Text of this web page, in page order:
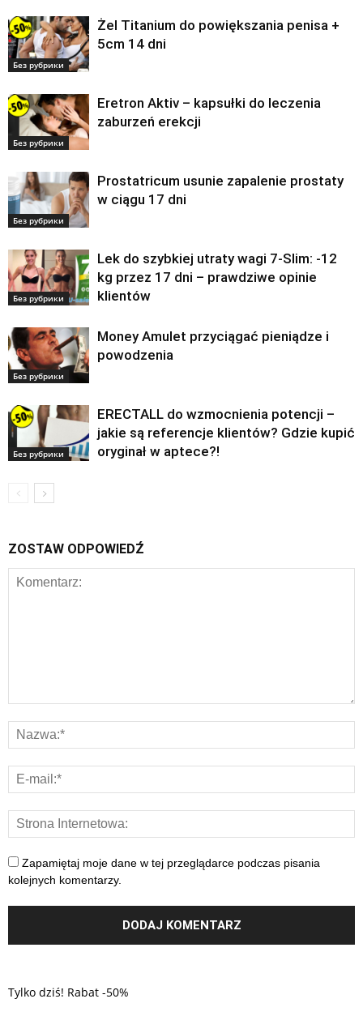
Без рубрики
Żel Titanium do powiększania penisa +
5cm 14 dni
Без рубрики
Eretron Aktiv – kapsułki do leczenia
zaburzeń erekcji
Без рубрики
Prostatricum usunie zapalenie prostaty
w ciągu 17 dni
Без рубрики
Lek do szybkiej utraty wagi 7-Slim: -12
kg przez 17 dni – prawdziwe opinie
klientów
Без рубрики
Money Amulet przyciągać pieniądze i
powodzenia
Без рубрики
ERECTALL do wzmocnienia potencji –
jakie są referencje klientów? Gdzie kupić
oryginał w aptece?!
ZOSTAW ODPOWIEDŹ
Zapamiętaj moje dane w tej przeglądarce podczas pisania
kolejnych komentarzy.
Tylko dziś! Rabat -50%